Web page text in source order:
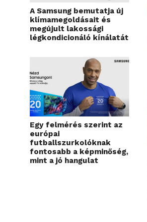
A Samsung bemutatja új
klímamegoldásait és
megújult lakossági
légkondicionáló kínálatát
Egy felmérés szerint az
európai
futballszurkolóknak
fontosabb a képminőség,
mint a jó hangulat